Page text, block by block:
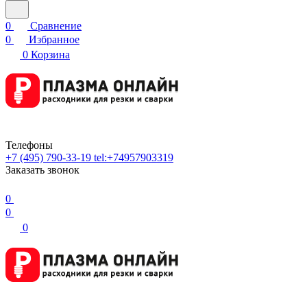
0
Сравнение
0
Избранное
0 Корзина
Телефоны
+7 (495) 790-33-19 tel:+74957903319
Заказать звонок
0
0
0